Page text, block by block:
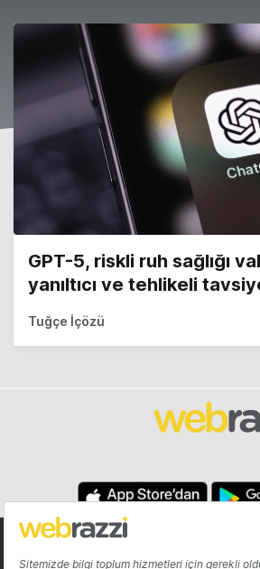
GPT-5, riskli ruh sağlığı
yanıltıcı ve tehlikeli
Tuğçe İçözü